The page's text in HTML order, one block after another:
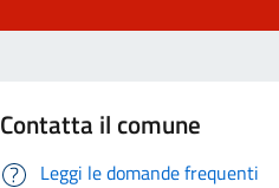
Contatta il comune
Leggi le domande frequenti